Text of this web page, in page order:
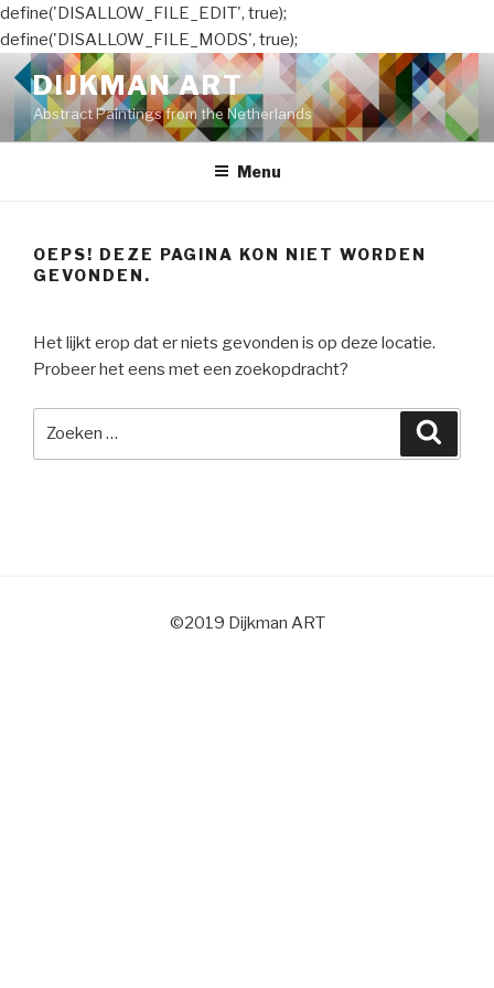
define('DISALLOW_FILE_EDIT', true);
define('DISALLOW_FILE_MODS', true);
Naar
de
inhoud
springen
DIJKMAN ART
Abstract Paintings from the Netherlands
Menu
OEPS! DEZE PAGINA KON NIET WORDEN
GEVONDEN.
Het lijkt erop dat er niets gevonden is op deze locatie.
Probeer het eens met een zoekopdracht?
©2019 Dijkman ART